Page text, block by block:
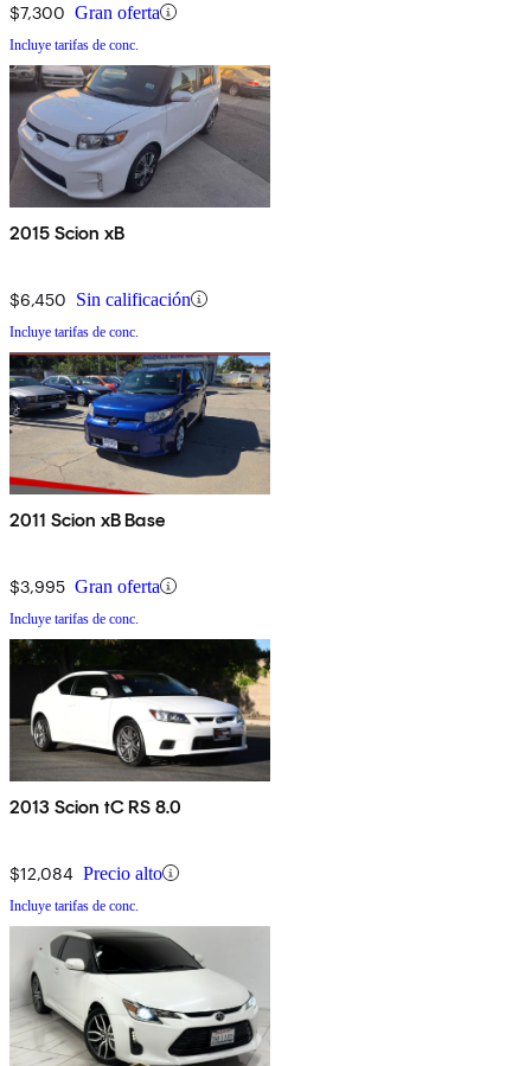
$7,300 Gran oferta
Incluye tarifas de conc.
2015 Scion xB
$6,450 Sin calificación
Incluye tarifas de conc.
2011 Scion xB Base
$3,995 Gran oferta
Incluye tarifas de conc.
2013 Scion tC RS 8.0
$12,084 Precio alto
Incluye tarifas de conc.